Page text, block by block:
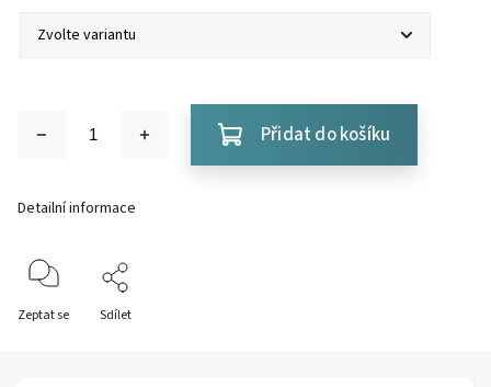
Přidat do košíku
Detailní informace
Zeptat se Sdílet